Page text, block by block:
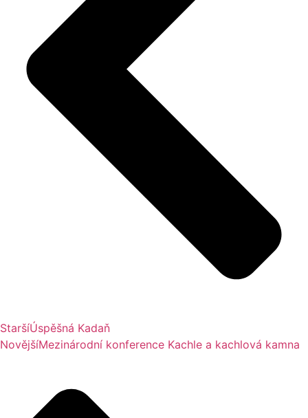
StaršíÚspěšná Kadaň
NovějšíMezinárodní konference Kachle a kachlová kamna